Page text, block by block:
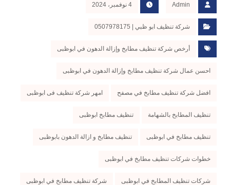
Admin 4 نوفمبر، 2024
شركة تنظيف ابو ظبي | 0507978175
أرخص شركة تنظيف مطابخ وإزالة الدهون في ابوظبى
احسن عمال شركة تنظيف مطابخ وإزالة الدهون في ابوظبى
افضل شركة تنظيف مطابخ في مصفح امهر شركة تنظيف فى ابوظبى
تنظيف المطابخ بالشهامة تنظيف مطابخ ابوظبى
تنظيف مطابخ في ابوظبى تنظيف مطابخ و ازالة الدهون بابوظبى
خطوات شركات تنظيف مطابخ في ابوظبى
شركات تنظيف المطابخ في ابوظبى شركة تنظيف مطابخ في ابوظبى